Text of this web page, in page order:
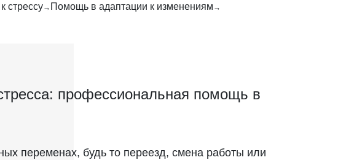
стрессу
Помощь в адаптации к изменениям
профессиональная помощь в
переменах, будь то переезд, смена работы или